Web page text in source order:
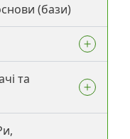
(бази)
та
для олій